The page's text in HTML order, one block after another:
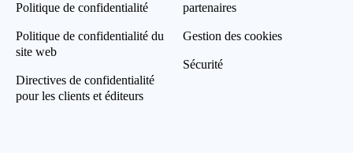
Politique de confidentialité
Politique de confidentialité du
site web
Directives de confidentialité
pour les clients et éditeurs
partenaires
Gestion des cookies
Sécurité